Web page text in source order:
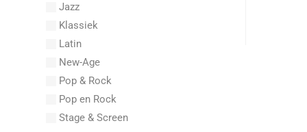
Abel, Lex
Aberg, Johan Ludvig
Aboucaya, Christian
Aboulker, Isabelle
Abraham, Paul
Abrams, Lester
Abreu, Zequinha
Jazz
Klassiek
Latin
New-Age
Pop & Rock
Pop en Rock
Stage & Screen